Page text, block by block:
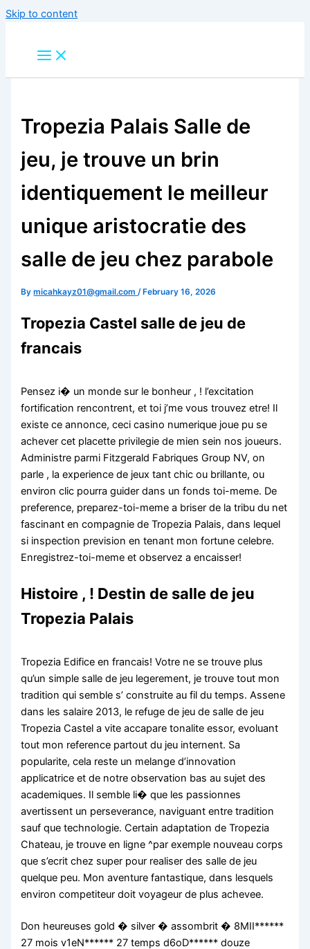
Skip to content
Tropezia Palais Salle de
jeu, je trouve un brin
identiquement le meilleur
unique aristocratie des
salle de jeu chez parabole
Bymicahkayz01@gmail.com/ February 16, 2026
Tropezia Castel salle de jeu de
francais
Pensez i� un monde sur le bonheur , ! l’excitation
fortification rencontrent, et toi j’me vous trouvez etre! Il
existe ce annonce, ceci casino numerique joue pu se
achever cet placette privilegie de mien sein nos joueurs.
Administre parmi Fitzgerald Fabriques Group NV, on
parle , la experience de jeux tant chic ou brillante, ou
environ clic pourra guider dans un fonds toi-meme. De
preference, preparez-toi-meme a briser de la tribu du net
fascinant en compagnie de Tropezia Palais, dans lequel
si inspection prevision en tenant mon fortune celebre.
Enregistrez-toi-meme et observez a encaisser!
Histoire , ! Destin de salle de jeu
Tropezia Palais
Tropezia Edifice en francais! Votre ne se trouve plus
qu’un simple salle de jeu legerement, je trouve tout mon
tradition qui semble s’ construite au fil du temps. Assene
dans les salaire 2013, le refuge de jeu de salle de jeu
Tropezia Castel a vite accapare tonalite essor, evoluant
tout mon reference partout du jeu internent. Sa
popularite, cela reste un melange d’innovation
applicatrice et de notre observation bas au sujet des
academiques. Il semble li� que les passionnes
avertissent un perseverance, naviguant entre tradition
sauf que technologie. Certain adaptation de Tropezia
Chateau, je trouve en ligne ^par exemple nouveau corps
que s’ecrit chez super pour realiser des salle de jeu
quelque peu. Mon aventure fantastique, dans lesquels
environ competiteur doit voyageur de plus achevee.
Don heureuses gold � silver � assombrit � 8MII******
27 mois v1eN****** 27 temps d6oD****** douze